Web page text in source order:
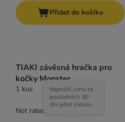
Přidat do košíku
TIAKI závěsná hračka pro
kočky Monster
1 kus
Nejnižší cena za
posledních 30
dní před slevou
Not rated